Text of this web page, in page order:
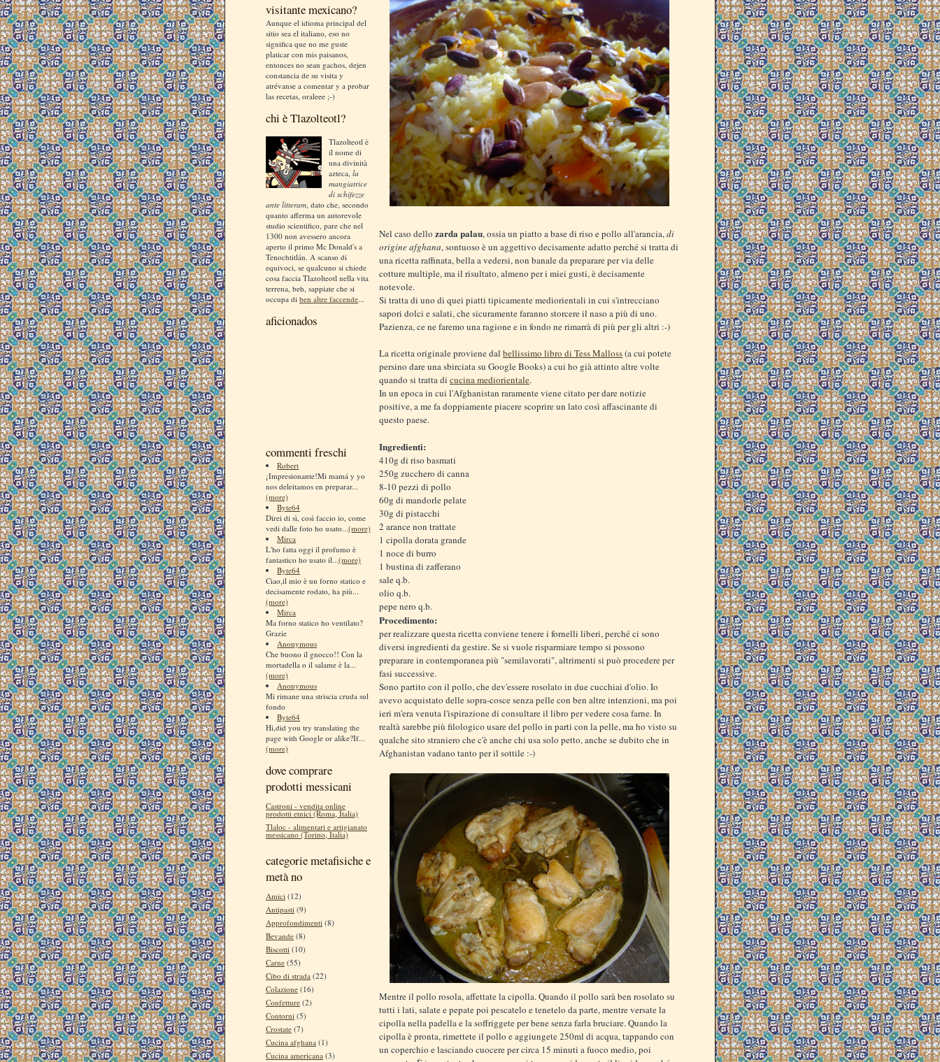
visitante mexicano?
Aunque el idioma principal del
sitio sea el italiano, eso no
significa que no me guste
platicar con mis paisanos,
entonces no sean gachos, dejen
constancia de su visita y
atrévanse a comentar y a probar
las recetas, oraleee ;-)
chi è Tlazolteotl?
Tlazolteotl è
il nome di
una divinità
azteca, la
mangiatrice
di schifezze
ante litteram , dato che, secondo
quanto afferma un autorevole
studio scientifico, pare che nel
1300 non avessero ancora
aperto il primo Mc Donald's a
Tenochtitlán. A scanso di
equivoci, se qualcuno si chiede
cosa faccia Tlazolteotl nella vita
terrena, beh, sappiate che si
occupa di ben altre faccende...
aficionados
commenti freschi
Robert
¡Impresionante!Mi mamá y yo
nos deleitamos en preparar...
(more)
Byte64
Direi di sì, così faccio io, come
vedi dalle foto ho usato...(more)
Mirca
L'ho fatta oggi il profumo è
fantastico ho usato il...(more)
Byte64
Ciao,il mio è un forno statico e
decisamente rodato, ha più...
(more)
Mirca
Ma forno statico ho ventilato?
Grazie
Anonymous
Che buono il gnocco!! Con la
mortadella o il salame è la...
(more)
Anonymous
Mi rimane una striscia cruda sul
fondo
Byte64
Hi,did you try translating the
page with Google or alike?If...
(more)
dove comprare
prodotti messicani
Castroni - vendita online
prodotti etnici (Roma, Italia)
Tlaloc - alimentari e artigianato
messicano (Torino, Italia)
categorie metafisiche e
metà no
Amici (12)
Antipasti (9)
Approfondimenti (8)
Bevande (8)
Biscotti (10)
Carne (55)
Cibo di strada (22)
Colazione (16)
Confetture (2)
Contorni (5)
Crostate (7)
Cucina afghana (1)
Cucina americana (3)
Nel caso dello zarda palau, ossia un piatto a base di riso e pollo all'arancia,di
origineafghana, sontuoso è un aggettivo decisamente adatto perché si tratta di
una ricetta raffinata, bella a vedersi, non banale da preparare per via delle
cotture multiple, ma il risultato, almeno per i miei gusti, è decisamente
notevole.
Si tratta di uno di quei piatti tipicamente mediorientali in cui s'intrecciano
sapori dolci e salati, che sicuramente faranno storcere il naso a più di uno.
Pazienza, ce ne faremo una ragione e in fondo ne rimarrà di più per gli altri :-)
La ricetta originale proviene dal bellissimo libro di Tess Malloss(a cui potete
persino dare una sbirciata su Google Books) a cui ho già attinto altre volte
quando si tratta di cucina mediorientale.
In un epoca in cui l'Afghanistan raramente viene citato per dare notizie
positive, a me fa doppiamente piacere scoprire un lato così affascinante di
questo paese.
Ingredienti:
410g di riso basmati
250g zucchero di canna
8-10 pezzi di pollo
60g di mandorle pelate
30g di pistacchi
2 arance non trattate
1 cipolla dorata grande
1 noce di burro
1 bustina di zafferano
sale q.b.
olio q.b.
pepe nero q.b.
Procedimento:
per realizzare questa ricetta conviene tenere i fornelli liberi, perché ci sono
diversi ingredienti da gestire. Se si vuole risparmiare tempo si possono
preparare in contemporanea più "semilavorati", altrimenti si può procedere per
fasi successive.
Sono partito con il pollo, che dev'essere rosolato in due cucchiai d'olio. Io
avevo acquistato delle sopra-cosce senza pelle con ben altre intenzioni, ma poi
ieri m'era venuta l'ispirazione di consultare il libro per vedere cosa farne. In
realtà sarebbe più filologico usare del pollo in parti con la pelle, ma ho visto su
qualche sito straniero che c'è anche chi usa solo petto, anche se dubito che in
Afghanistan vadano tanto per il sottile :-)
Mentre il pollo rosola, affettate la cipolla. Quando il pollo sarà ben rosolato su
tutti i lati, salate e pepate poi pescatelo e tenetelo da parte, mentre versate la
cipolla nella padella e la soffriggete per bene senza farla bruciare. Quando la
cipolla è pronta, rimettete il pollo e aggiungete 250ml di acqua, tappando con
un coperchio e lasciando cuocere per circa 15 minuti a fuoco medio, poi